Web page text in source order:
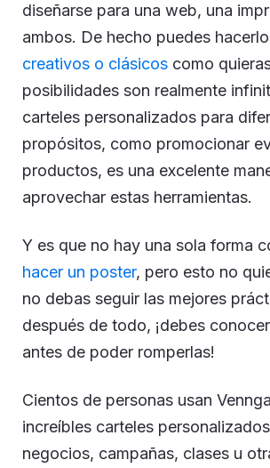
diseñarse para una web, una
ambos. De hecho puedes
creativos o clásicos como
posibilidades son realmente
carteles personalizados para
propósitos, como promocionar
productos, es una excelente
aprovechar estas herramientas.
Y es que no hay una sola forma
hacer un poster, pero esto no
no debas seguir las mejores
después de todo, ¡debes
antes de poder romperlas!
Cientos de personas usan
increíbles carteles
negocios, campañas, clases u